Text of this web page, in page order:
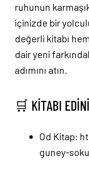
ruhunun
içinizde bir
değerli kitabı
dair yeni
adımını atın.
🛒 KİTABI
Od Kitap:
guney-